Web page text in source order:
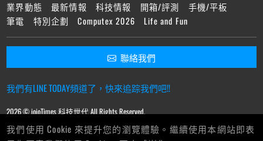
業界動態 最新情報 科技情報 開箱/評測
手機/平板
筆電
特別企劃 Computex 2026 Life and Fun
聯絡我們
我們有LINE TODAY頻道了，快來追踪我們吧!!
2026 © ioioTimes 科技世代 All Rights Reserved.
我們使用 Cookie 來提升您的瀏覽體驗。繼續使用本網站即表